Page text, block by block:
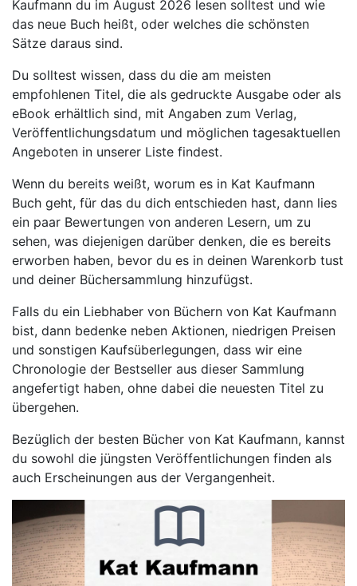
Kaufmann du im August 2026 lesen solltest und wie
das neue Buch heißt, oder welches die schönsten
Sätze daraus sind.
Du solltest wissen, dass du die am meisten
empfohlenen Titel, die als gedruckte Ausgabe oder als
eBook erhältlich sind, mit Angaben zum Verlag,
Veröffentlichungsdatum und möglichen tagesaktuellen
Angeboten in unserer Liste findest.
Wenn du bereits weißt, worum es in Kat Kaufmann
Buch geht, für das du dich entschieden hast, dann lies
ein paar Bewertungen von anderen Lesern, um zu
sehen, was diejenigen darüber denken, die es bereits
erworben haben, bevor du es in deinen Warenkorb tust
und deiner Büchersammlung hinzufügst.
Falls du ein Liebhaber von Büchern von Kat Kaufmann
bist, dann bedenke neben Aktionen, niedrigen Preisen
und sonstigen Kaufsüberlegungen, dass wir eine
Chronologie der Bestseller aus dieser Sammlung
angefertigt haben, ohne dabei die neuesten Titel zu
übergehen.
Bezüglich der besten Bücher von Kat Kaufmann, kannst
du sowohl die jüngsten Veröffentlichungen finden als
auch Erscheinungen aus der Vergangenheit.